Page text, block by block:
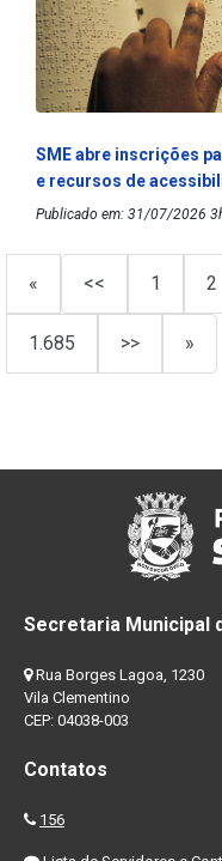
SME abre inscrições
e recursos de
Publicado em: 31/07/2026
« << 1 2
1.685 >> »
Secretaria Municipal
Rua Borges Lagoa, 1230
Vila Clementino
CEP: 04038-003
Contatos
156